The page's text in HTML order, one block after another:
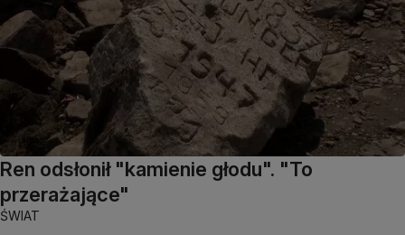
Ren odsłonił "kamienie głodu". "To
przerażające"
ŚWIAT